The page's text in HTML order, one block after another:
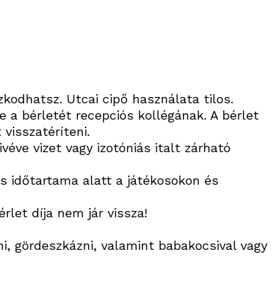
Utcai cipő használata tilos.
a bérletét recepciós kollégának. A bérlet
vizet vagy izotóniás italt zárható
időtartama alatt a játékosokon és
díja nem jár vissza!
gördeszkázni, valamint babakocsival vagy